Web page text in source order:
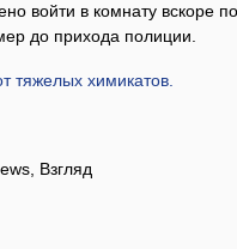
войти в комнату вскоре
до прихода полиции.
тяжелых химикатов.
Взгляд